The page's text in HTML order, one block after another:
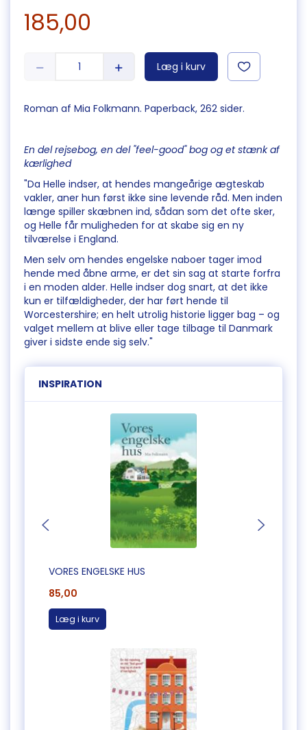
185,00
Læg i kurv
Roman af Mia Folkmann. Paperback, 262 sider.
En del rejsebog, en del "feel-good" bog og et stænk af
kærlighed
"Da Helle indser, at hendes mangeårige ægteskab
vakler, aner hun først ikke sine levende råd. Men inden
længe spiller skæbnen ind, sådan som det ofte sker,
og Helle får muligheden for at skabe sig en ny
tilværelse i England.
Men selv om hendes engelske naboer tager imod
hende med åbne arme, er det sin sag at starte forfra
i en moden alder. Helle indser dog snart, at det ikke
kun er tilfældigheder, der har ført hende til
Worcestershire; en helt utrolig historie ligger bag – og
valget mellem at blive eller tage tilbage til Danmark
giver i sidste ende sig selv."
INSPIRATION
VORES ENGELSKE HUS
85,00
Læg i kurv